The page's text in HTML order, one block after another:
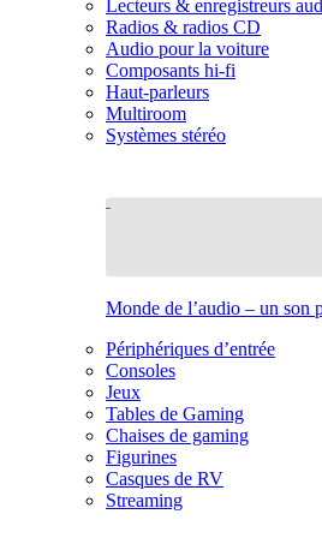
Lecteurs & enregistreurs
Radios & radios CD
Audio pour la voiture
Composants hi-fi
Haut-parleurs
Multiroom
Systèmes stéréo
Monde de l’audio – un son
Périphériques d’entrée
Consoles
Jeux
Tables de Gaming
Chaises de gaming
Figurines
Casques de RV
Streaming